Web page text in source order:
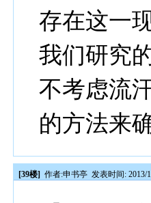
存在这一
我们研究
不考虑流
的方法来
[39楼] 作者:申书亭 发表时间: 2013/